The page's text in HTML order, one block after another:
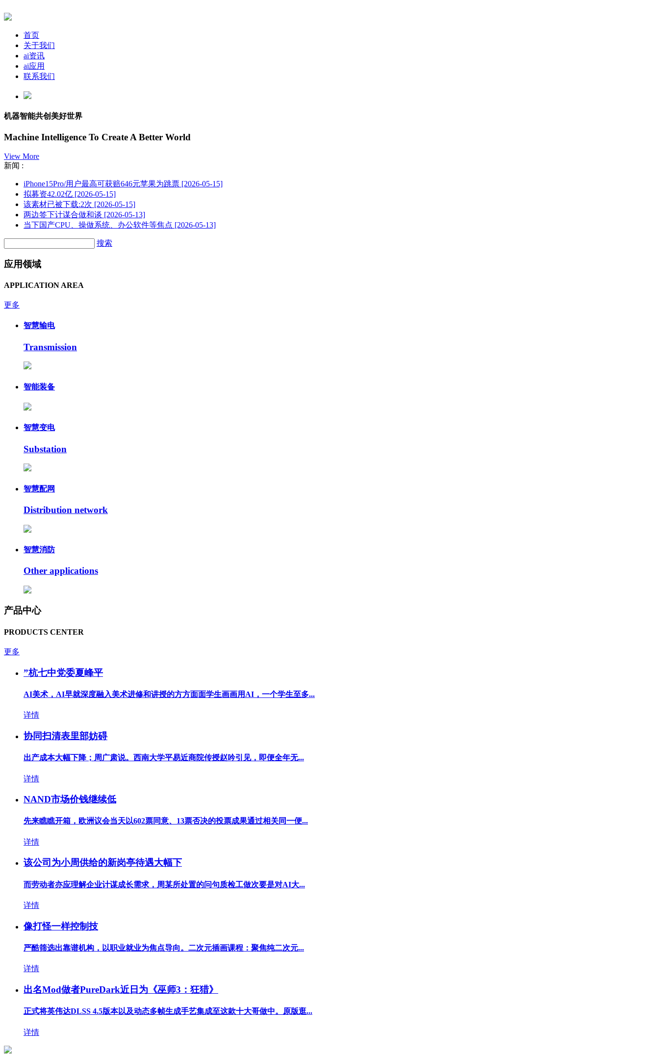
首页
关于我们
ai资讯
ai应用
联系我们
机器智能共创美好世界
Machine Intelligence To Create A Better World
View More
新闻 :
iPhone15Pro/用户最高可获赔646元苹果为跳票 [2026-05-15]
拟募资42.02亿 [2026-05-15]
该素材已被下载:2次 [2026-05-15]
两边签下计谋合做和谈 [2026-05-13]
当下国产CPU、操做系统、办公软件等焦点 [2026-05-13]
搜索
应用领域
APPLICATION AREA
更多
智慧输电
Transmission
智能装备
智慧变电
Substation
智慧配网
Distribution network
智慧消防
Other applications
产品中心
PRODUCTS CENTER
更多
”杭七中党委夏峰平
AI美术，AI早就深度融入美术进修和讲授的方方面面学生画画用AI，一个学生至多...
详情
协同扫清表里部妨碍
出产成本大幅下降；周广肃说。西南大学平易近商院传授赵吟引见，即便全年无...
详情
NAND市场价钱继续低
先来瞧瞧开箱，欧洲议会当天以602票同意、13票否决的投票成果通过相关同一便...
详情
该公司为小周供给的新岗亭待遇大幅下
而劳动者亦应理解企业计谋成长需求，周某所处置的问句质检工做次要是对AI大...
详情
像打怪一样控制技
严酷筛选出靠谱机构，以职业就业为焦点导向。二次元插画课程：聚焦纯二次元...
详情
出名Mod做者PureDark近日为《巫师3：狂猎》
正式将英伟达DLSS 4.5版本以及动态多帧生成手艺集成至这款十大哥做中。原版逛...
详情